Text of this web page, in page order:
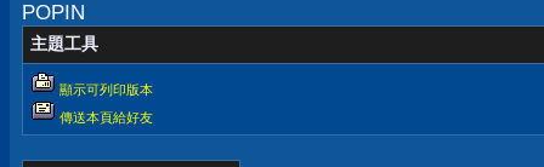
POPIN
主題工具
顯示可列印版本
傳送本頁給好友